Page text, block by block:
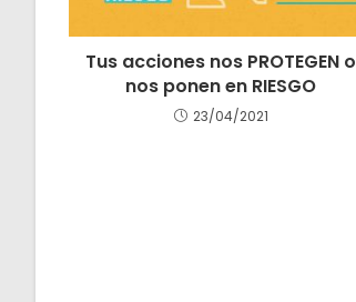
Tus acciones nos PROTEGEN o
nos ponen en RIESGO
23/04/2021